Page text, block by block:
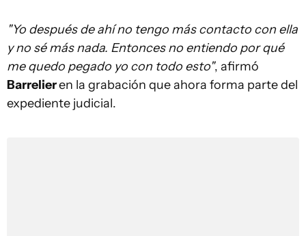
"Yo después de ahí no tengo más contacto con ella
y no sé más nada. Entonces no entiendo por qué
me quedo pegado yo con todo esto", afirmó
Barrelieren la grabación que ahora forma parte del
expediente judicial.